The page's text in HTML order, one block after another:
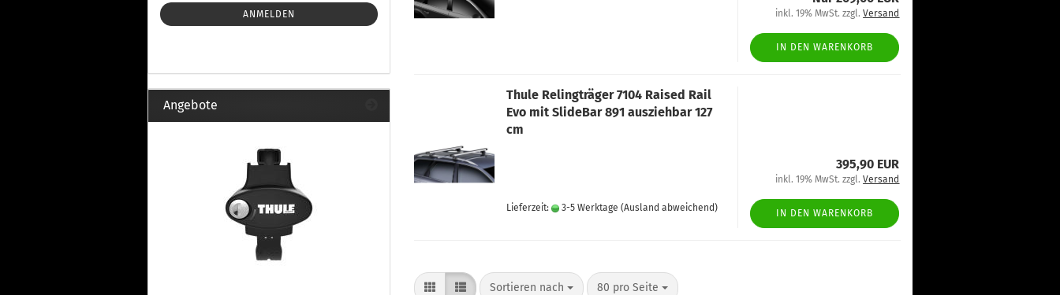
Gepäck und Reisetaschen
Thule Professional
inkl. 19% MwSt. zzgl.Versand
IN DEN WARENKORB
Thule Relingträger 7104 Raised Rail
Evo mit SlideBar 891 ausziehbar 127
cm
Lieferzeit: 3-5 Werktage (Ausland abweichend)
395,90 EUR
inkl. 19% MwSt. zzgl.Versand
IN DEN WARENKORB
Sortieren nach 80 pro Seite
ANMELDEN
Angebote